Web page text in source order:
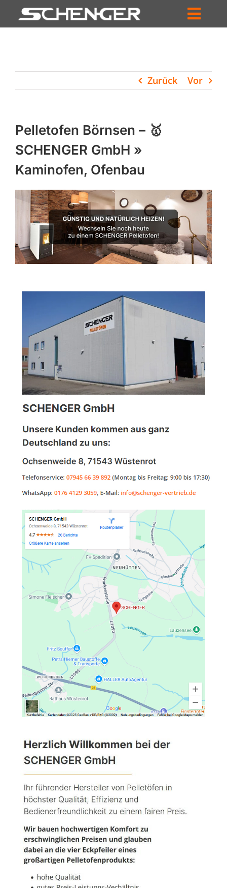
Inhalt
HÄNDLERSUCHE
UNTERNEHMEN
PROFIL
WARENKORB
PRODUCTS
SEARCH
Zurück Vor
Pelletofen Börnsen – 🥇
SCHENGER GmbH »
Kaminofen, Ofenbau